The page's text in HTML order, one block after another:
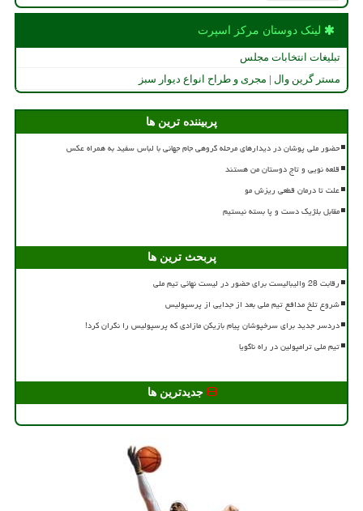
لینک دوستان مركز اسپرت
تبلیغات انتخابات مجلس
مستر گرین وال | مجری و طراح انواع دیوار سبز
پربیننده ترین ها
حضور ملی پوشان در دیدارهای مرحله گروهی جام جهانی با لباس سفید به همراه عکس
قلعه نویی و تاج دوستان من هستند
علت تا درمان قطعی ریزش مو
مقابل بلژیک دست و پا بسته نیستیم
پربحث ترین ها
رقابت 28 والیبالیست برای حضور در لیست نهائی تیم ملی
شروع تلخ مدافع تیم ملی بعد از جدایی از پرسپولیس
دردسر جدید برای سرخپوشان پیام بازیکن مازادی که پرسپولیس را نگران کرد!
تیم ملی ترامپولین در راه ناگویا
جدیدترین ها